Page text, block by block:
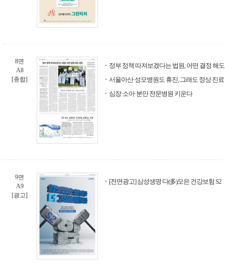
8면
A8
[종합]
정부 정책 따져보겠다는 법원, 어떤 결정 해
서울아산·성모병원도 휴진, 그래도 정상 진료
심장·소아·분만 전문병원 키운다
9면
A9
[광고]
[전면광고] 삼성생명 다(多)모은 건강보험 S2